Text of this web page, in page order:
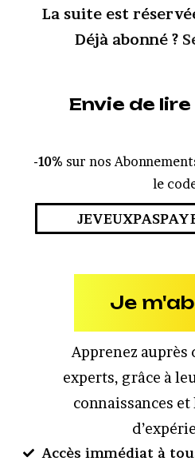
La suite est
Déjà abonné ?
Envie de
-10% sur nos
le
Je
Apprenez auprès
experts, grâce à
connaissances
Accès immédiat à